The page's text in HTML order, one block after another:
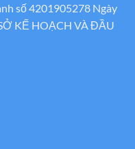
số 4201905278 Ngày
KẾ HOẠCH VÀ ĐẦU